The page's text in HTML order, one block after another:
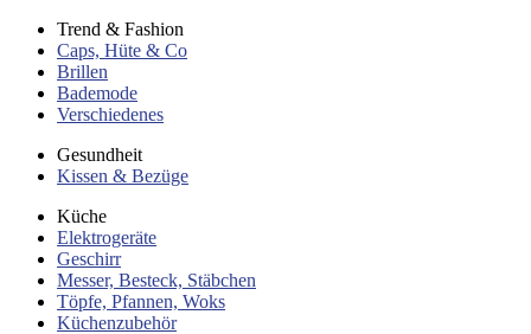
Trend & Fashion
Caps, Hüte & Co
Brillen
Bademode
Verschiedenes
Gesundheit
Kissen & Bezüge
Küche
Elektrogeräte
Geschirr
Messer, Besteck, Stäbchen
Töpfe, Pfannen, Woks
Küchenzubehör